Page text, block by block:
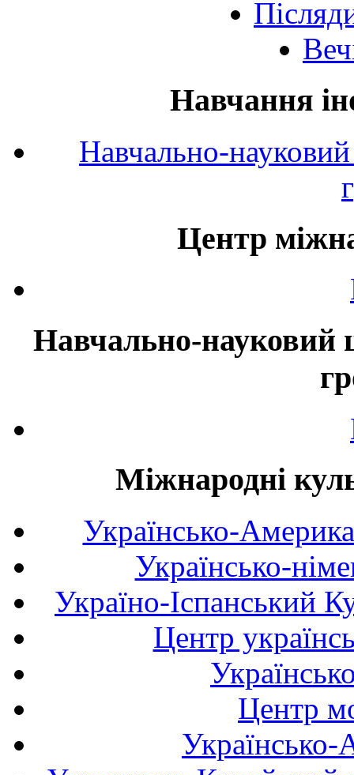
Навчання
Навчально-
Центр
Навчально-науковий
Міжнародні
Українсько-
Українсько-
Україно-Іспанський
Центр
Центр
Українсько-